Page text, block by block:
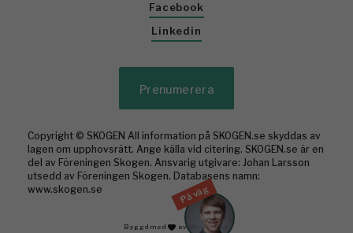
Facebook
Linkedin
Prenumerera
Copyright © SKOGEN All information på SKOGEN.se skyddas av
lagen om upphovsrätt. Ange källa vid citering. SKOGEN.se är en
del av Föreningen Skogen. Ansvarig utgivare: Johan Larsson
utsedd av Föreningen Skogen. Databasens namn:
www.skogen.se
Byggd med av WonderFour